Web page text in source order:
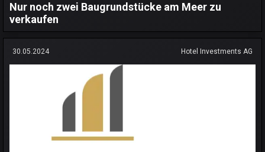
Nur noch zwei Baugrundstücke am Meer zu
verkaufen
30.05.2024 Hotel Investments AG